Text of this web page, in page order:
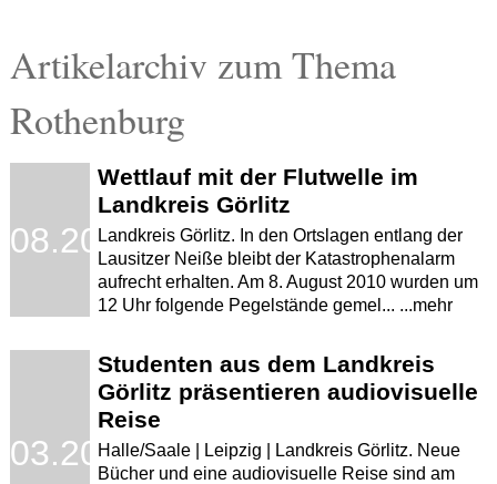
Artikelarchiv zum Thema
Rothenburg
Wettlauf mit der Flutwelle im
Landkreis Görlitz
Landkreis Görlitz. In den Ortslagen entlang der
Lausitzer Neiße bleibt der Katastrophenalarm
aufrecht erhalten. Am 8. August 2010 wurden um
12 Uhr folgende Pegelstände gemel... ...mehr
Studenten aus dem Landkreis
Görlitz präsentieren audiovisuelle
Reise
Halle/Saale | Leipzig | Landkreis Görlitz. Neue
Bücher und eine audiovisuelle Reise sind am